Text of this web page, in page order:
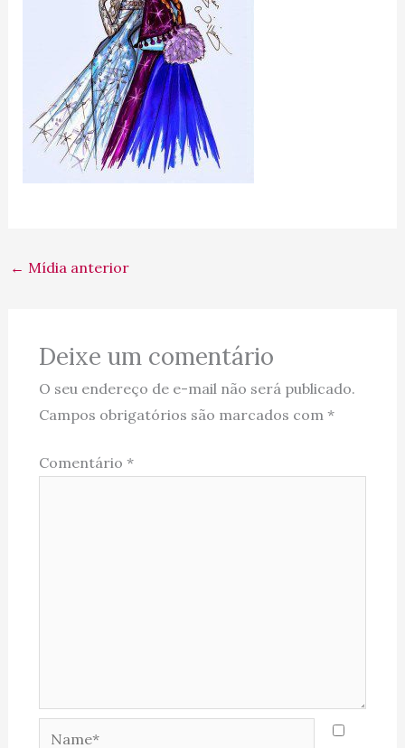
← Mídia anterior
Deixe um comentário
O seu endereço de e-mail não será publicado.
Campos obrigatórios são marcados com *
Comentário *
Name*